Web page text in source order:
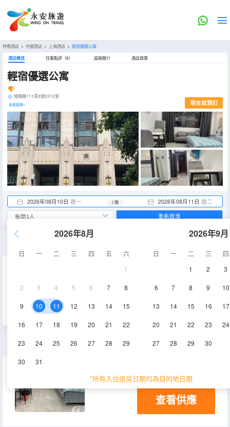
特價酒店 > 中國酒店 > 上海酒店 > 輕宿優選公寓
酒店概览 住客點評（8） 設施簡介 酒店政策
輕宿優選公寓
陸翔路111弄3號0312室
全部設施> 現在就預訂
2026年08月10日 週一 2026年08月11日 週二
1 晚
2026年8月
日 一 二 三 四 五
六
1
2 3 4 5 6 7 8
9 10 11 12 13 14 15
16 17 18 19 20 21 22
23 24 25 26 27 28 29
30 31
2026年9月
日 一 二 三
四
1
2 3
6 7 8 9 10
13 14 15 16 17
20 21 22 23 24
27 28 29 30
*所有入住退房日期均為目的地日期
重新搜尋
空調
輕奢大床房
38㎡ 3層 空調
查看供應